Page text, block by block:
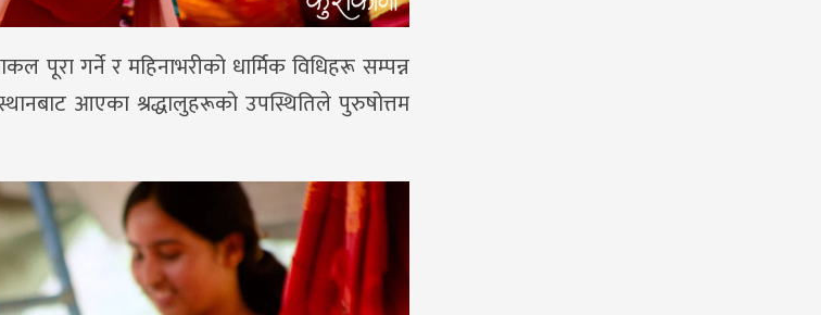
गर्ने र महिनाभरीको धार्मिक विधिहरू सम्पन्न
आएका श्रद्धालुहरूको उपस्थितिले पुरुषोत्तम